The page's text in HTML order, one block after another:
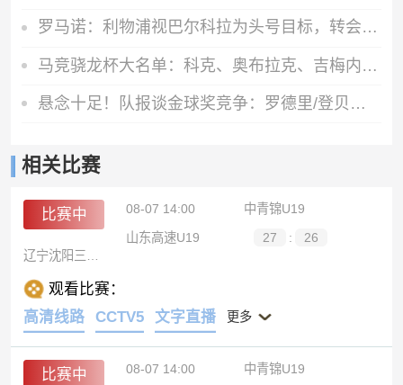
罗马诺：利物浦视巴尔科拉为头号目标，转会费上巴黎不会轻易让步
马竞骁龙杯大名单：科克、奥布拉克、吉梅内斯领衔，勒马尔在列
悬念十足！队报谈金球奖竞争：罗德里/登贝莱二封？梅西9捧金球？
相关比赛
比赛中 08-07 14:00
中青锦U19
山东高速U19
27 :
26
观看比赛：
高清线路
CCTV5 文字直播 更多
比赛中 08-07 14:00
中青锦U19